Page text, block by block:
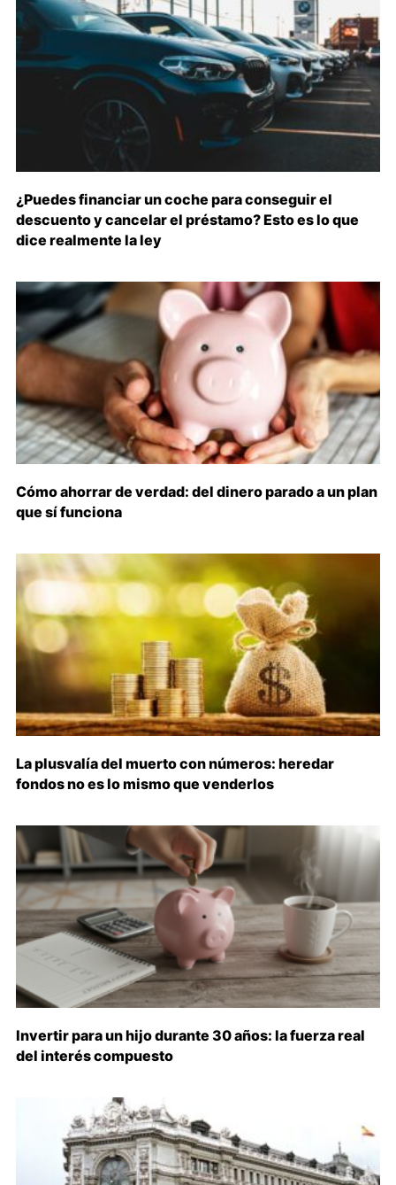
¿Puedes financiar un coche para conseguir el
descuento y cancelar el préstamo? Esto es lo que
dice realmente la ley
Cómo ahorrar de verdad: del dinero parado a un plan
que sí funciona
La plusvalía del muerto con números: heredar
fondos no es lo mismo que venderlos
Invertir para un hijo durante 30 años: la fuerza real
del interés compuesto